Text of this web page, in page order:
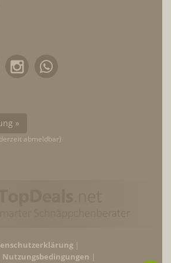
»
abmeldbar)
Nutzungsbedingungen